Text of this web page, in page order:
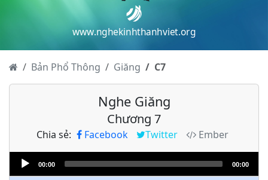
www.nghekinhthanhviet.org
Bản Phổ Thông Giăng C7
Nghe Giăng
Chương 7
Chia sẻ: Facebook Twitter
Ember
Audio
Player
00:00 00:00
Giăng - Chương 2
Giăng - Chương 5
Giăng - Chương 6